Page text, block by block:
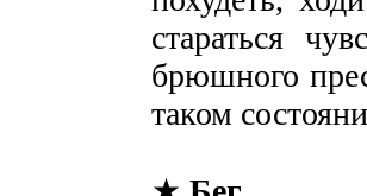
стараться
брюшного
таком